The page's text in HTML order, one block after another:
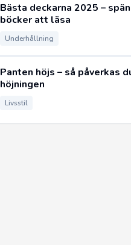
Bästa deckarna 2025 –
böcker att läsa
Underhållning
Panten höjs – så påverkas
höjningen
Livsstil